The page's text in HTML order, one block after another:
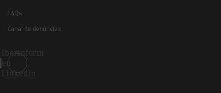
FAQs
Canal de denúncias
Iberinform
en
Linkedin